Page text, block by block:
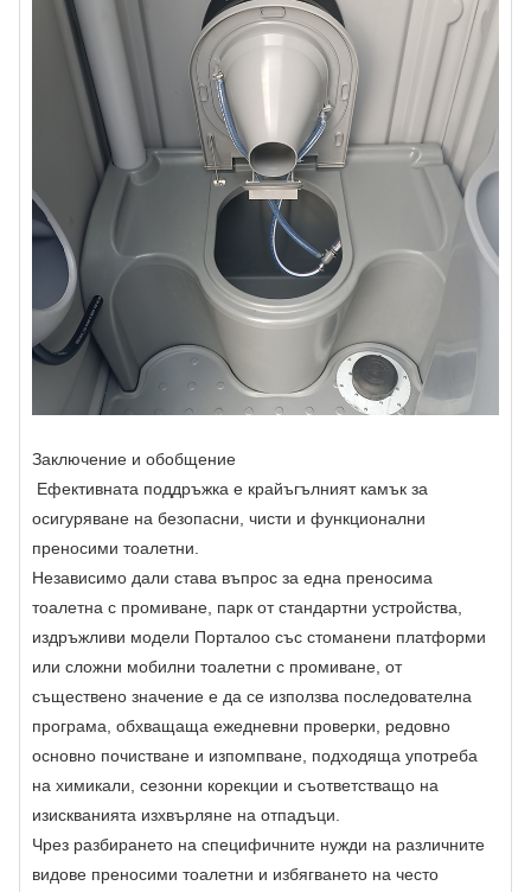
Заключение и обобщение
Ефективната поддръжка е крайъгълният камък за
осигуряване на безопасни, чисти и функционални
преносими тоалетни.
Независимо дали става въпрос за една преносима
тоалетна с промиване, парк от стандартни устройства,
издръжливи модели Порталоо със стоманени платформи
или сложни мобилни тоалетни с промиване, от
съществено значение е да се използва последователна
програма, обхващаща ежедневни проверки, редовно
основно почистване и изпомпване, подходяща употреба
на химикали, сезонни корекции и съответстващо на
изискванията изхвърляне на отпадъци.
Чрез разбирането на специфичните нужди на различните
видове преносими тоалетни и избягването на често